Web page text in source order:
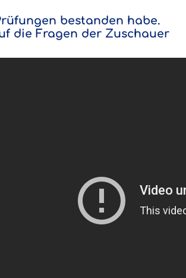
bestanden habe.
die Fragen der Zuschauer